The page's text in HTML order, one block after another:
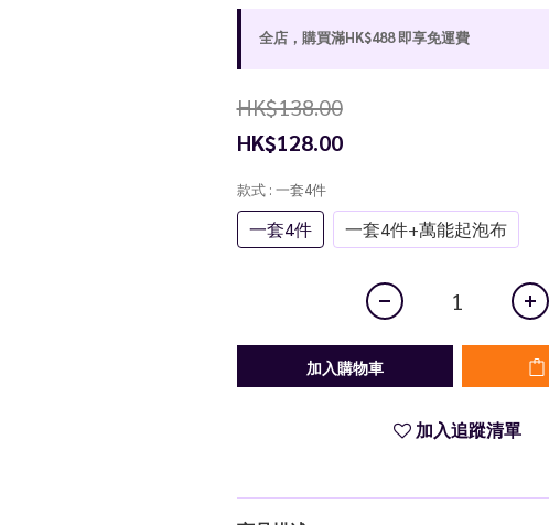
全店，購買滿HK$488 即享免運費
HK$138.00
HK$128.00
款式 : 一套4件
一套4件 一套4件+萬能起泡布
加入購物車
加入追蹤清單